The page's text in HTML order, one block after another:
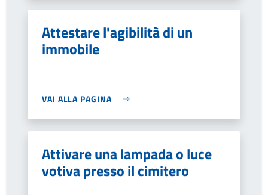
Attestare l'agibilità di un
immobile
VAI ALLA PAGINA
Attivare una lampada o luce
votiva presso il cimitero